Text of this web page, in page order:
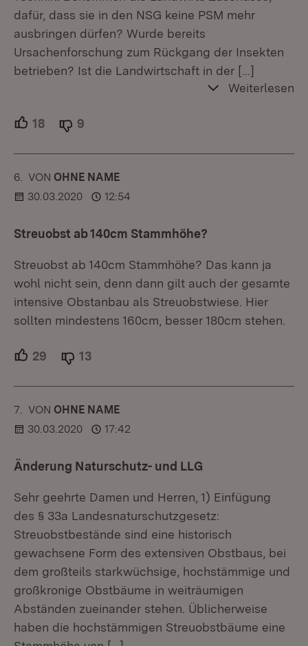
dafür, dass sie in den NSG keine PSM mehr
ausbringen dürfen? Wurde bereits
Ursachenforschung zum Rückgang der Insekten
betrieben? Ist die Landwirtschaft in der […]
Weiterlesen
18 Unterstützer.
9
6. KOMMENTAR
VON :OHNE NAME
30.03.2020
12:54
Streuobst ab 140cm Stammhöhe?
Streuobst ab 140cm Stammhöhe? Das kann ja
wohl nicht sein, denn dann gilt auch der gesamte
intensive Obstanbau als Streuobstwiese. Hier
sollten mindestens 160cm, besser 180cm stehen.
29 Unterstützer.
13
7. KOMMENTAR
VON :OHNE NAME
30.03.2020
17:42
Änderung Naturschutz- und LLG
Sehr geehrte Damen und Herren, 1) Einfügung
des § 33a Landesnaturschutzgesetz:
Streuobstbestände sind eine historisch
gewachsene Form des extensiven Obstbaus, bei
dem großteils starkwüchsige, hochstämmige und
großkronige Obstbäume in weiträumigen
Abständen zueinander stehen. Üblicherweise
haben die hochstämmigen Streuobstbäume eine